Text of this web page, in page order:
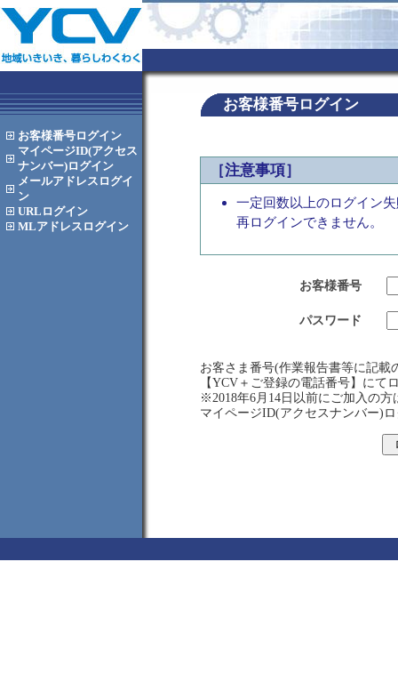
お客様番号ログイン
マイページID(アクセス
ナンバー)ログイン
メールアドレス ログイ
ン
URL ログイン
MLアドレス ログイン
お客様番号ログイン
［注意事項］
一定回数以上のログイン
再ログインできません。
お客様番号
パスワード
お客さま番号(作業報告書等に記載
【YCV＋ご登録の電話番号】にて
※2018年6月14日以前にご加入の
マイページID(アクセスナンバー)